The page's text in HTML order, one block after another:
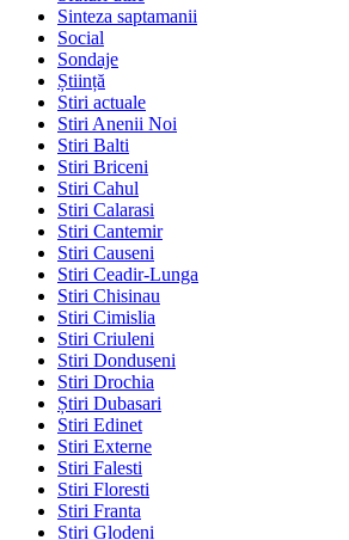
Sinteza saptamanii
Social
Sondaje
Știință
Stiri actuale
Stiri Anenii Noi
Stiri Balti
Stiri Briceni
Stiri Cahul
Stiri Calarasi
Stiri Cantemir
Stiri Causeni
Stiri Ceadir-Lunga
Stiri Chisinau
Stiri Cimislia
Stiri Criuleni
Stiri Donduseni
Stiri Drochia
Știri Dubasari
Stiri Edinet
Stiri Externe
Stiri Falesti
Stiri Floresti
Stiri Franta
Stiri Glodeni